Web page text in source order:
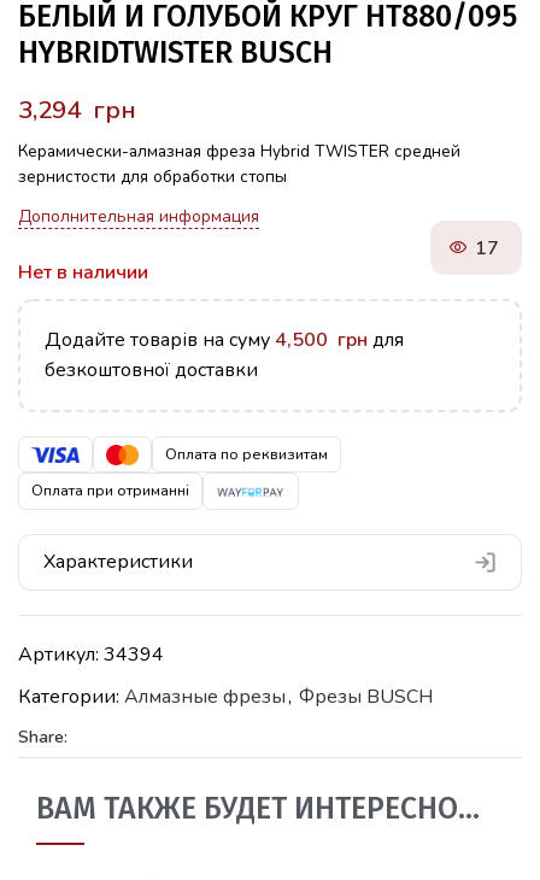
БЕЛЫЙ И ГОЛУБОЙ КРУГ HT880/095
HYBRIDTWISTER BUSCH
грн
Керамически-алмазная фреза Hybrid TWISTER средней
зернистости для обработки стопы
Дополнительная информация
Нет в наличии
17
Додайте товарів на суму 4,500 грн для
безкоштовної доставки
Оплата по реквизитам
Оплата при отриманні
Характеристики
Артикул: 34394
Категории: Алмазные фрезы, Фрезы BUSCH
Share:
ВАМ ТАКЖЕ БУДЕТ ИНТЕРЕСНО…